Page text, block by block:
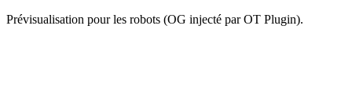
Prévisualisation pour les robots (OG injecté par OT Plugin).